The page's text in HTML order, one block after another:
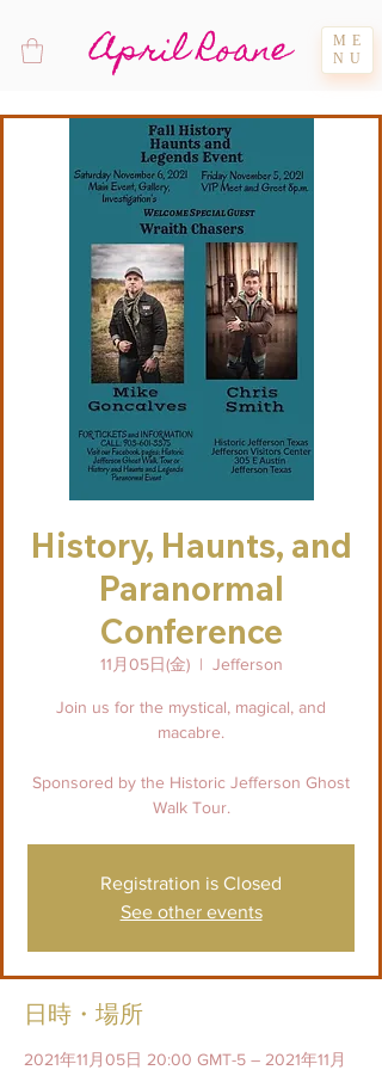
April Roane
ME
NU
History, Haunts, and
Paranormal
Conference
11月05日(金)
  |
Jefferson
Join us for the mystical, magical, and
macabre.
Sponsored by the Historic Jefferson Ghost
Walk Tour.
Registration is Closed
See other events
日時・場所
2021年11月05日 20:00 GMT-5 – 2021年11月